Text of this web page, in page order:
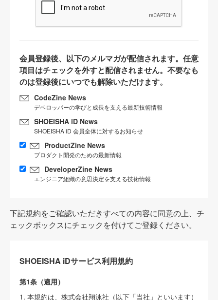
会員登録後、以下のメルマガが配信されます。任意
項目はチェックを外すと配信されません。不要なも
のは登録後にいつでも解除いただけます。
CodeZine News
デベロッパーの学びと成長を支える最新技術情報
SHOEISHA iD News
SHOEISHA iD 会員全体に対するお知らせ
ProductZine News
プロダクト開発のための最新情報
DeveloperZine News
エンジニア組織の意思決定を支える技術情報
下記規約をご確認いただきすべての内容に同意の上、チ
ェックボックスにチェックを付けてご登録ください。
SHOEISHA iDサービス利用規約
第1条（適用）
1. 本規約は、株式会社翔泳社（以下「当社」といいます）